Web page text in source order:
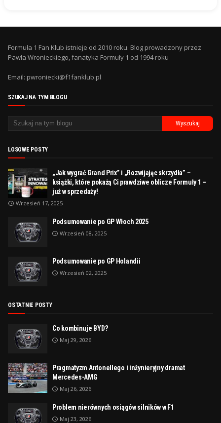
Formuła 1 Fan Klub istnieje od 2010 roku. Blog prowadzony przez
Pawła Wronieckiego, fanatyka Formuły 1 od 1994 roku
Email: pwroniecki@f1fanklub.pl
SZUKAJ NA TYM BLOGU
LOSOWE POSTY
„Jak wygrać Grand Prix” i „Rozwijając skrzydła” –
książki, które pokażą Ci prawdziwe oblicze Formuły 1 –
już w sprzedaży!
Wrzesień 17, 2025
Podsumowanie po GP Włoch 2025
Wrzesień 08, 2025
Podsumowanie po GP Holandii
Wrzesień 02, 2025
OSTATNIE POSTY
Co kombinuje BYD?
Maj 29, 2026
Pragmatyzm Antonellego i inżynieryjny dramat
Mercedes-AMG
Maj 26, 2026
Problem nierównych osiągów silników w F1
Maj 23, 2026